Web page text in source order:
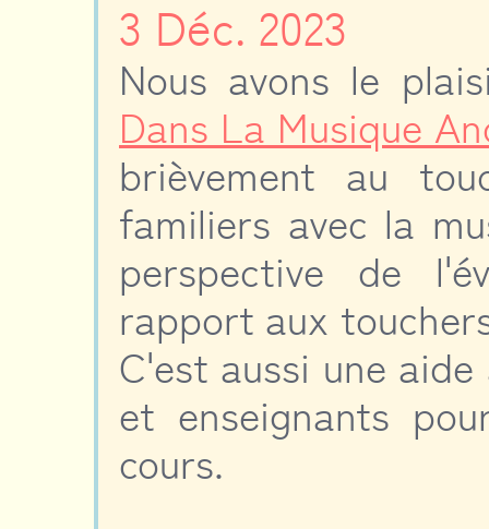
3 Déc. 2023
Nous avons le
Dans La Musique
brièvement au
familiers avec la
perspective de
rapport aux
C'est aussi une
et enseignants
cours.